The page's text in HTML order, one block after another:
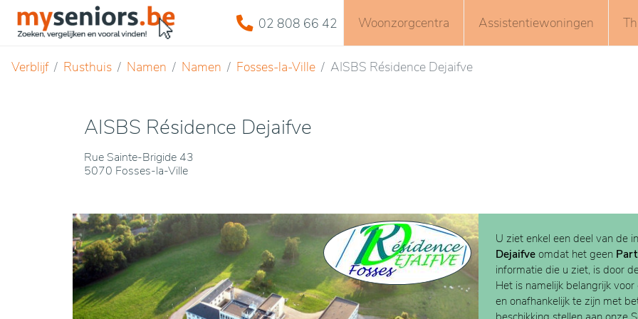
02 808 66 42 Woonzorgcentra Assistentiewoningen
Verblijf Rusthuis Namen Namen Fosses-la-Ville AISBS Résidence Dejaifve
AISBS Résidence Dejaifve
Rue Sainte-Brigide 43
5070 Fosses-la-Ville
U ziet enkel een deel van de
Dejaifve omdat het geen
informatie die u ziet, is door
Het is namelijk belangrijk
en onafhankelijk te zijn met